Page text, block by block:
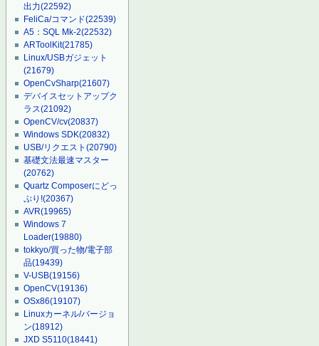
出力(22592)
FeliCa/コマンド(22539)
A5：SQL Mk-2(22532)
ARToolKit(21785)
Linux/USBガジェット
(21679)
OpenCvSharp(21607)
デバイスセットアップク
ラス(21092)
OpenCV/cv(20837)
Windows SDK(20832)
USB/リクエスト(20790)
基礎文法最速マスター
(20762)
Quartz Composerにどっ
ぷり!(20367)
AVR(19965)
Windows 7
Loader(19880)
tokkyo/買った物/電子部
品(19439)
V-USB(19156)
OpenCV(19136)
OSx86(19107)
Linuxカーネル/バージョ
ン(18912)
JXD S5110(18441)